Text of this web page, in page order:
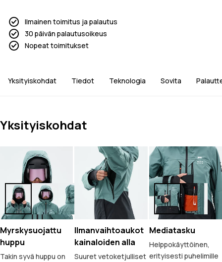
Ilmainen toimitus ja palautus
30 päivän palautusoikeus
Nopeat toimitukset
Yksityiskohdat Tiedot Teknologia Sovita
Yksityiskohdat
Myrskysuojattu
huppu
Takin syvä huppu on
Ilmanvaihtoaukot
kainaloiden alla
Suuret vetoketjulliset
Mediatasku
Helppokäyttöinen,
erityisesti puhelimille